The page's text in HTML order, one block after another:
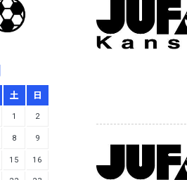
土 日
1 2
8 9
15 16